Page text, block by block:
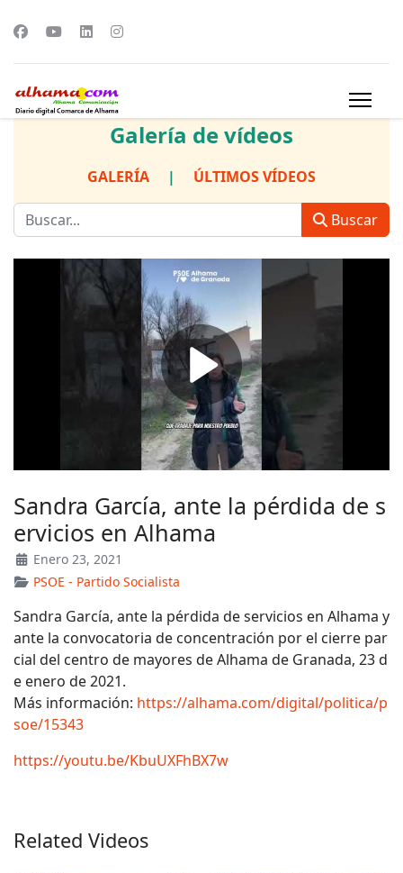
Galería de vídeos
GALERÍA | ÚLTIMOS VÍDEOS
Buscar
Sandra García, ante la pérdida de s
ervicios en Alhama
Enero 23, 2021
PSOE - Partido Socialista
Sandra García, ante la pérdida de servicios en Alhama y
ante la convocatoria de concentración por el cierre par
cial del centro de mayores de Alhama de Granada, 23 d
e enero de 2021.
Más información: https://alhama.com/digital/politica/p
soe/15343
https://youtu.be/KbuUXFhBX7w
Related Videos